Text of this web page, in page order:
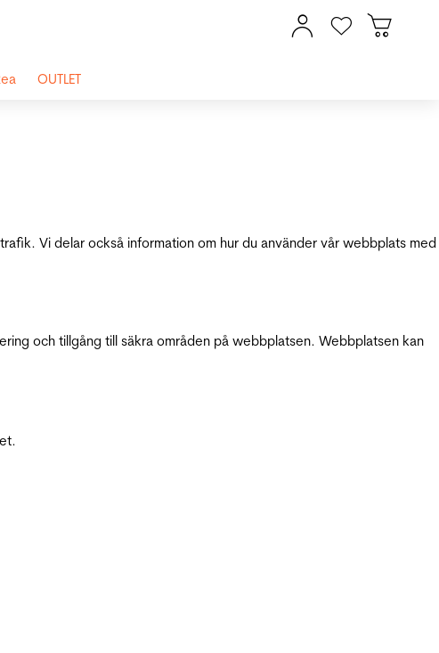
Vi delar också information om hur du använder vår webbplats med
och tillgång till säkra områden på webbplatsen. Webbplatsen kan
OUTLET